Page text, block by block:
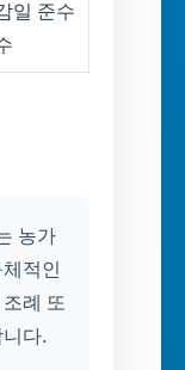
일 준수
농가
적인
례 또
다.